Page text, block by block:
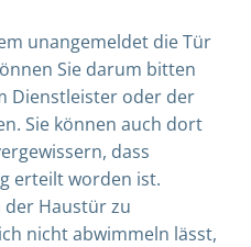
unangemeldet die Tür
Sie darum bitten
Dienstleister oder der
Sie können auch dort
dass
erteilt worden ist.
der Haustür zu
nicht abwimmeln lässt,